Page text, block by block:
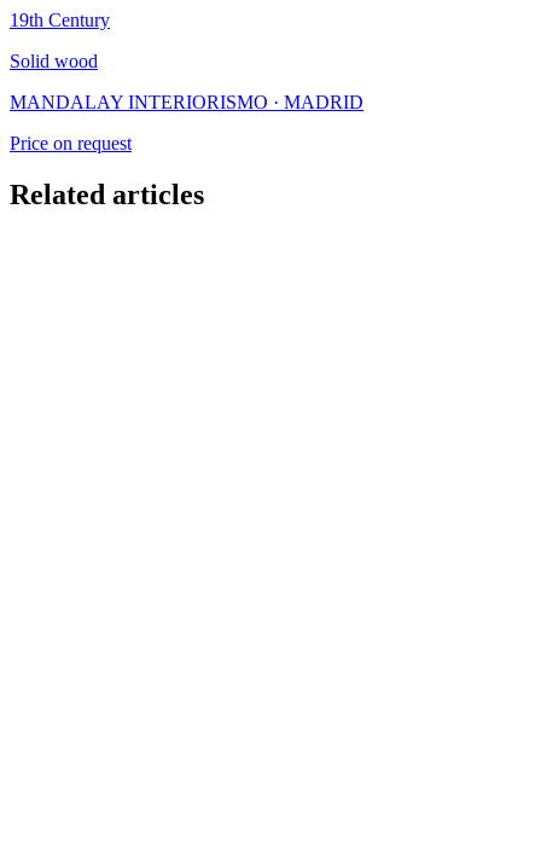
19th Century
Solid wood
MANDALAY INTERIORISMO · MADRID
Price on request
Related articles